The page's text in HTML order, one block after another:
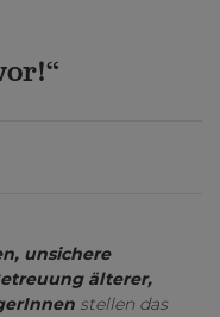
unsichere
älterer,
stellen das